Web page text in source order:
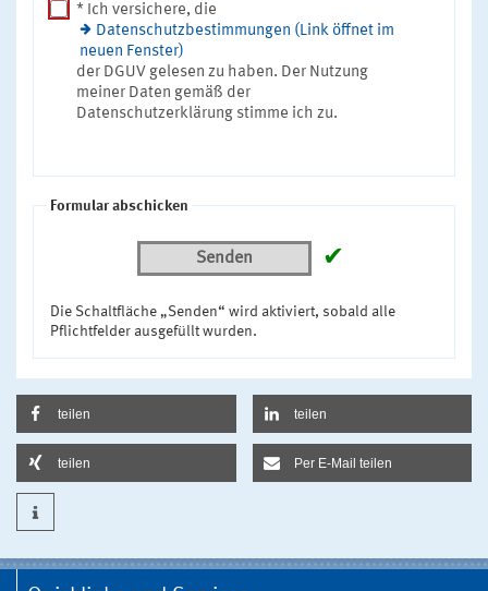
* Ich versichere, die
Datenschutzbestimmungen (Link öffnet im
neuen Fenster)
der DGUV gelesen zu haben. Der Nutzung
meiner Daten gemäß der
Datenschutzerklärung stimme ich zu.
Formular abschicken
Senden ✔
Die Schaltfläche „Senden“ wird aktiviert, sobald alle
Pflichtfelder ausgefüllt wurden.
teilen teilen
teilen Per E-Mail teilen